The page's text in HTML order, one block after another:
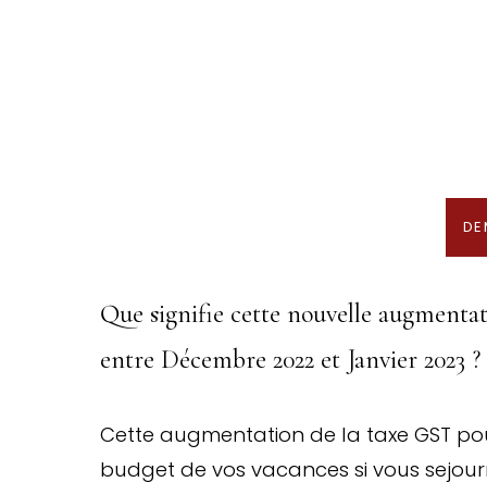
Que signifie cette nouvelle
entre Décembre 2022 et Janvier 2023 ?
Cette augmentation de la taxe GST
budget de vos vacances si vous